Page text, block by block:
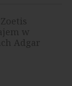
w
Adgar